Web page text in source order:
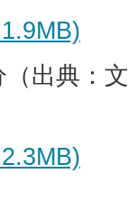
出典：